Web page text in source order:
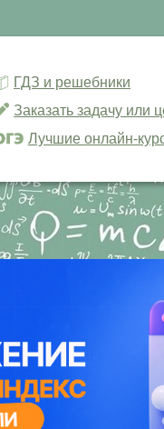
ГДЗ и решебники
Заказать задачу или
Лучшие онлайн-